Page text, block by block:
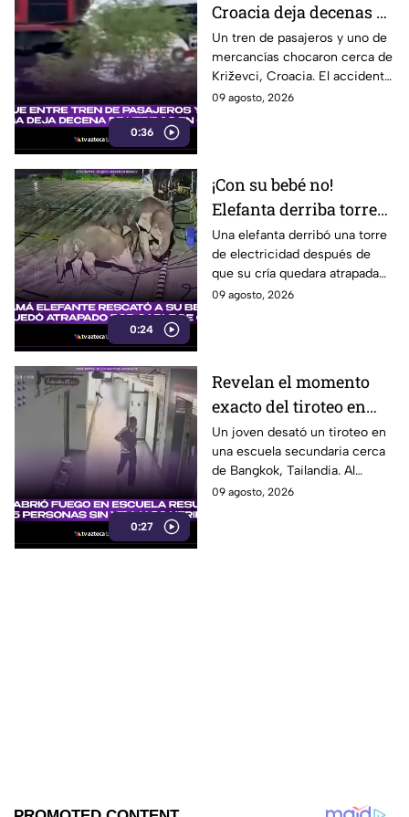
0:36
Croacia deja decenas de
heridos; seis están
graves
Un tren de pasajeros y uno de
mercancías chocaron cerca de
Križevci, Croacia. El accidente
dejó entre 20 y 25 heridos,
09 agosto, 2026
0:24
¡Con su bebé no!
Elefanta derriba torre
eléctrica para rescatar
a su cría
Una elefanta derribó una torre
de electricidad después de
que su cría quedara atrapada
entre los cables, en un intento
09 agosto, 2026
0:27
Revelan el momento
exacto del tiroteo en
secundaria que dejó al
menos 8 muertos y 30
heridos
Un joven desató un tiroteo en
una escuela secundaria cerca
de Bangkok, Tailandia. Al
menos ocho personas
09 agosto, 2026